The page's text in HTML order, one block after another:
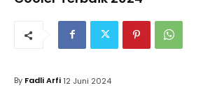
By Fadli Arfi 12 Juni 2024